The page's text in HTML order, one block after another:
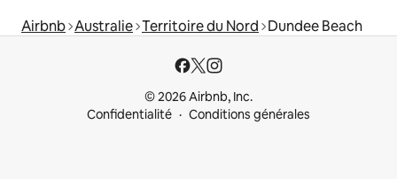
Airbnb Australie Territoire du Nord Dundee Beach
© 2026 Airbnb, Inc.
Confidentialité
Conditions générales